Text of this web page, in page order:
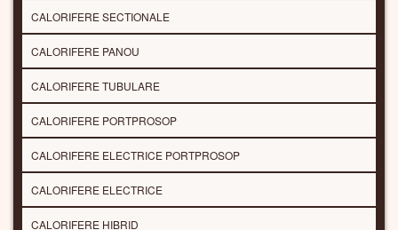
CALORIFERE SECTIONALE
CALORIFERE PANOU
CALORIFERE TUBULARE
CALORIFERE PORTPROSOP
CALORIFERE ELECTRICE PORTPROSOP
CALORIFERE ELECTRICE
CALORIFERE HIBRID